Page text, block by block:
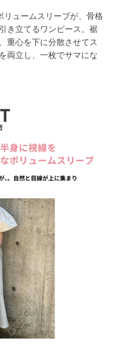
リュームスリーブが、骨格
き立てるワンピース。裾
重心を下に分散させてス
両立し、一枚でサマにな